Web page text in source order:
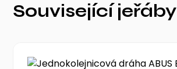
Související jeřáby